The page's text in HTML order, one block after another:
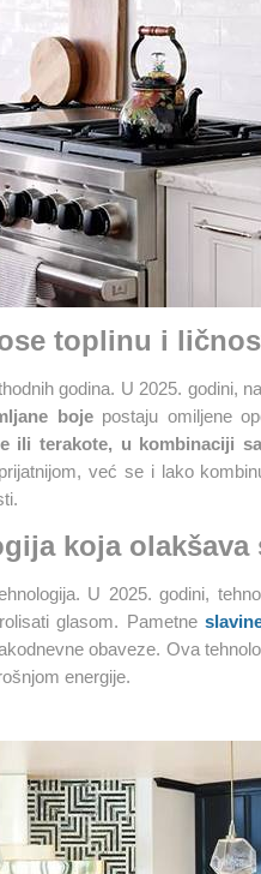
toplinu i
godina. U 2025. godini,
bojepostaju omiljene
ili terakote, u kombinaciji
već se i lako
.
koja olakšava
U 2025. godini,
glasom. Pametne
obaveze. Ova
energije​.